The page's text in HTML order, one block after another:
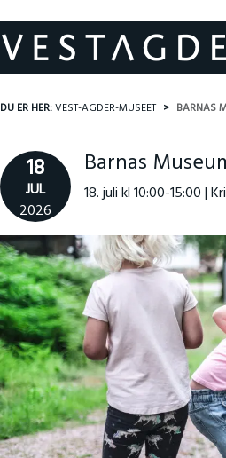
DU ER HER:VEST-AGDER-MUSEET BARNAS
18
JUL
2026
Barnas
18. juli kl 10:00-15:00 |